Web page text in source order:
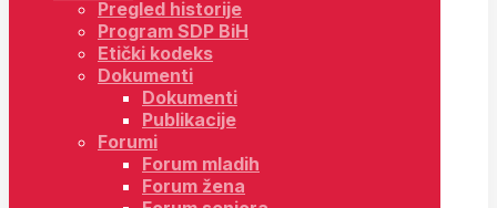
Pregled historije
Program SDP BiH
Etički kodeks
Dokumenti
Dokumenti
Publikacije
Forumi
Forum mladih
Forum žena